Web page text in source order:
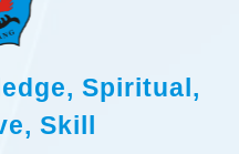
Spiritual,
Skill